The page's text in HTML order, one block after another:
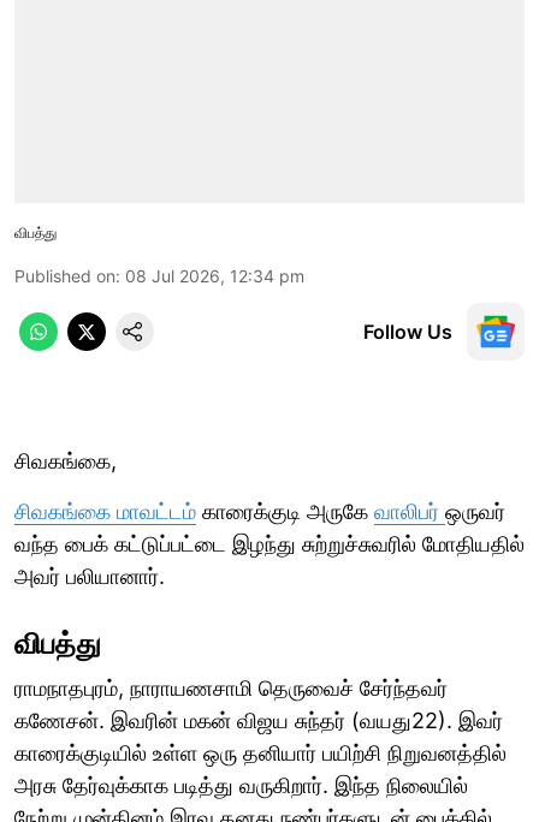
விபத்து
Published on: 08 Jul 2026, 12:34 pm
Follow Us
சிவகங்கை,
சிவகங்கை மாவட்டம் காரைக்குடி அருகே வாலிபர் ஒருவர்
வந்த பைக் கட்டுப்பட்டை இழந்து சுற்றுச்சுவரில் மோதியதில்
அவர் பலியானார்.
விபத்து
ராமநாதபுரம், நாராயணசாமி தெருவைச் சேர்ந்தவர்
கணேசன். இவரின் மகன் விஜய சுந்தர் (வயது22). இவர்
காரைக்குடியில் உள்ள ஒரு தனியார் பயிற்சி நிறுவனத்தில்
அரசு தேர்வுக்காக படித்து வருகிறார். இந்த நிலையில்